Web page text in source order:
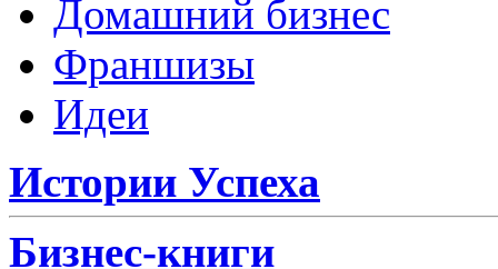
Домашний бизнес
Франшизы
Идеи
Истории Успеха
Бизнес-книги